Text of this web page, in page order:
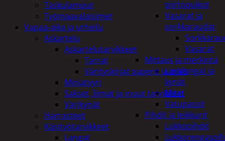
piirtopuikot
Vasarat ja
sorkkaraudat
Vasarat
Mittaus ja merkintä
Linjalangat ja
kynät
Mitat
Vatupassit
Pihdit ja leikkurit
Lukkopihdit
Taskulamput
Työmaavalaisimet
Vapaa-aika ja urheilu
Askartelu
Askartelutarvikkeet
Tarrat
Värityskirjat paperit ja arkit
Miniatyyri
Sakset, liimat ja muut tarvikkeet
Värikynät
Harrasteet
Käsityötarvikkeet
Langat